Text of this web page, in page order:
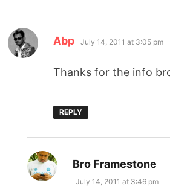
Abp says:
July 14, 2011 at 3:05 pm
Thanks for the info
REPLY
Bro Framestone
July 14, 2011 at 3:46 pm